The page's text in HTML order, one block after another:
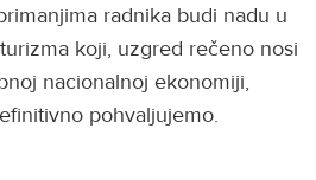
radnika budi nadu u
koji, uzgred rečeno nosi
nacionalnoj ekonomiji,
pohvaljujemo.